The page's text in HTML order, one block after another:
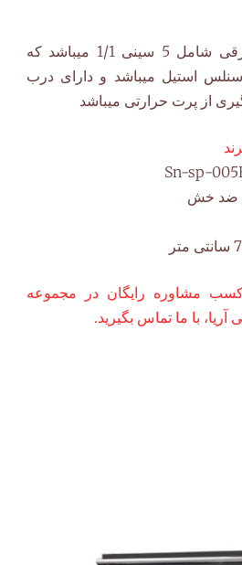
دستگاه فر کانوکشن برقی شامل 5 سینی 1/1 میباشد که
استیل میباشد و دارای درب
از پرت حرارتی میباشد
Sn-sp-
ضد خش
مشاوره رایگان در مجموعه
با ما تماس بگیرید.